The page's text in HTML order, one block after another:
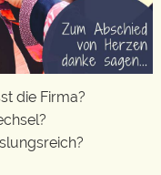
die Firma?